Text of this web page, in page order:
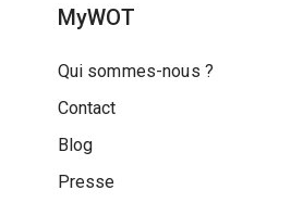
MyWOT
Qui sommes-nous ?
Contact
Blog
Presse